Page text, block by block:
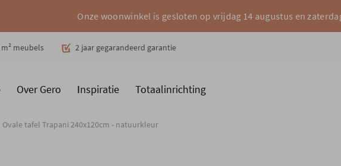
Onze woonwinkel is gesloten op vrijdag 14 augustus en
m² meubels 2 jaar gegarandeerd garantie
Over Gero Inspiratie Totaalinrichting
Woonstijlen Ruimtes Merken
Ovale tafel Trapani 240x120cm - natuurkleur